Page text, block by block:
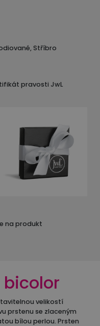
Stříbro
pravosti JwL
na produkt
bicolor
velikostí
prstenu se zlaceným
bílou perlou. Prsten